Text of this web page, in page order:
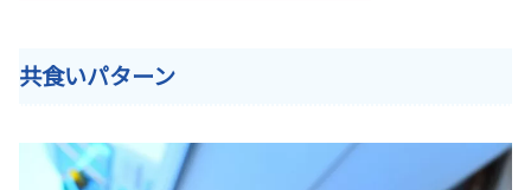
共食いパターン